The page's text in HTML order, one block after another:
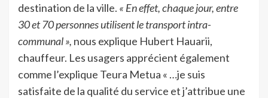
destination de la ville. « En effet, chaque jour, entre
30 et 70 personnes utilisent le transport intra-
communal », nous explique Hubert Hauarii,
chauffeur. Les usagers apprécient également
comme l’explique Teura Metua « …je suis
satisfaite de la qualité du service et j’attribue une